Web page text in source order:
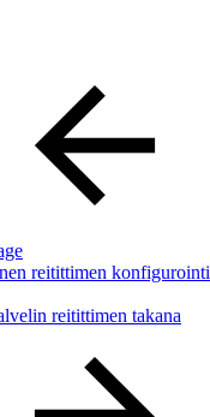
reitittimen konfigurointi
reitittimen takana